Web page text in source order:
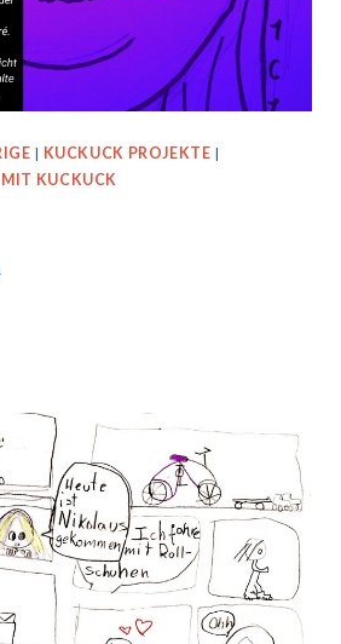
| KUCKUCK PROJEKTE |
MIT KUCKUCK